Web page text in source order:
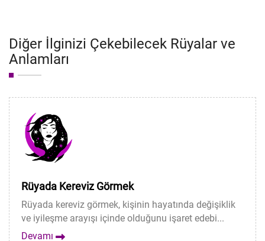
Diğer İlginizi Çekebilecek Rüyalar ve
Anlamları
Rüyada Kereviz Görmek
Rüyada kereviz görmek, kişinin hayatında değişiklik
ve iyileşme arayışı içinde olduğunu işaret edebi...
Devamı